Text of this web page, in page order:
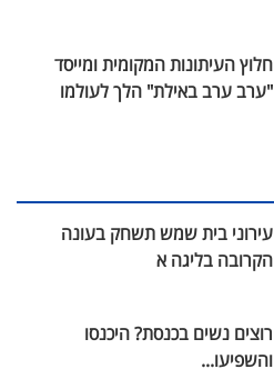
חלוץ העיתונות המקומית ומייסד
"ערב ערב באילת" הלך לעולמו
עירוני בית שמש תשחק בעונה
הקרובה בליגה א
רוצים נשים בכנסת? היכנסו
והשפיעו...